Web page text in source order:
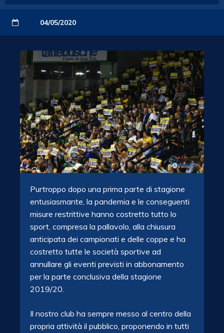
04/05/2020
Purtroppo dopo una prima parte di stagione
entusiasmante, la pandemia e le conseguenti
misure restrittive hanno costretto tutto lo
sport, compresa la pallavolo, alla chiusura
anticipata dei campionati e delle coppe e ha
costretto tutte le società sportive ad
annullare gli eventi previsti in abbonamento
per la parte conclusiva della stagione
2019/20.
Il nostro club ha sempre messo al centro della
propria attività il pubblico, proponendo in tutti